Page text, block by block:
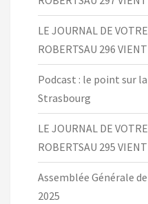
LE JOURNAL DE
ROBERTSAU 296
Podcast : le point sur
Strasbourg
LE JOURNAL DE
ROBERTSAU 295
Assemblée Générale
2025